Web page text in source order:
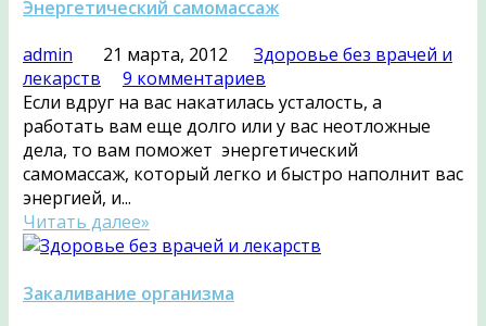
Энергетический самомассаж
admin
21 марта, 2012
Здоровье без врачей и
лекарств
9 комментариев
Если вдруг на вас накатилась усталость, а
работать вам еще долго или у вас неотложные
дела, то вам поможет энергетический
самомассаж, который легко и быстро наполнит вас
энергией, и...
Читать далее»
Закаливание организма